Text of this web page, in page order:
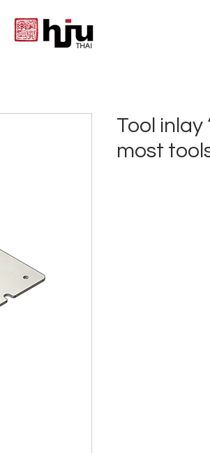
THAI
Tool inlay
most